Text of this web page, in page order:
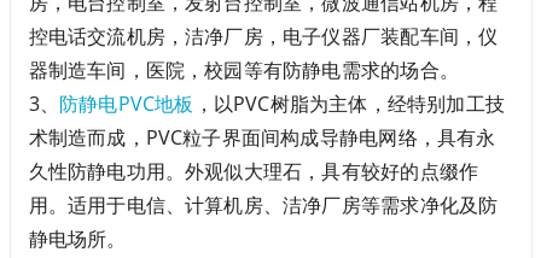
控电话交流机房，洁净厂房，电子仪器厂装配车间，仪
器制造车间，医院，校园等有防静电需求的场合。
3、 防静电PVC地板 ，以PVC树脂为主体，经特别加工技
术制造而成，PVC粒子界面间构成导静电网络，具有永
久性防静电功用。外观似大理石，具有较好的点缀作
用。适用于电信、计算机房、洁净厂房等需求净化及防
静电场所。